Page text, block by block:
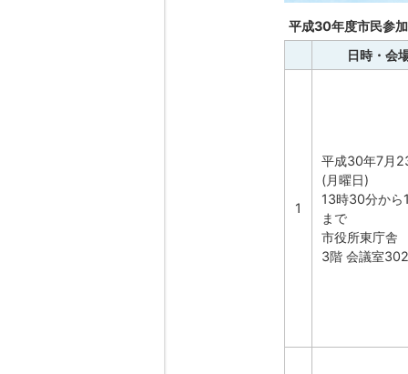
平成30年度市民参
日時・会
1
平成30年7月
(月曜日)
13時30分から
まで
市役所東庁舎
3階 会議室302